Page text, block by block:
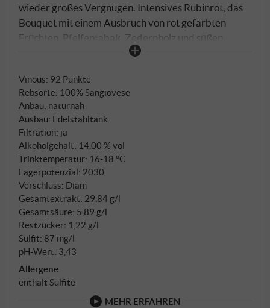
wieder großes Vergnügen. Intensives Rubinrot, das
Bouquet mit einem Ausbruch von rot gefärbten
Früchten, Pfeifentabak, Zedernholz und süßen
Gewürzen. Der vollmundige Geschmack des
Säure gut ausgewogen und der Nachhall sauber und
lang anhaltend.
SUPERIORE.DE
Vinous: 92 Punkte
Rebsorte: 100% Sangiovese
Anbau: naturnah
Ausbau: Edelstahltank
Filtration: ja
Alkoholgehalt: 14,00 % vol
Trinktemperatur: 16‑18 °C
Lagerpotenzial: 2030
Verschluss: Diam
Gesamtextrakt: 29,84 g/l
Gesamtsäure: 5,89 g/l
Restzucker: 1,22 g/l
Sulfit: 87 mg/l
pH-Wert: 3,43
Allergene
enthält Sulfite
MEHR ERFAHREN